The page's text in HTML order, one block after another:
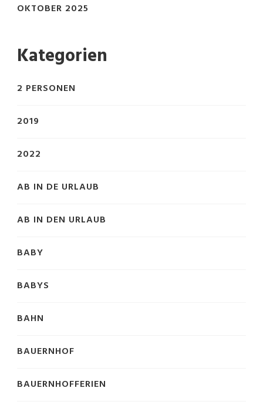
OKTOBER 2025
Kategorien
2 PERSONEN
2019
2022
AB IN DE URLAUB
AB IN DEN URLAUB
BABY
BABYS
BAHN
BAUERNHOF
BAUERNHOFFERIEN